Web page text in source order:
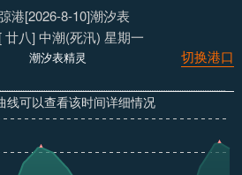
港[2026-8-10]潮汐表
廿八] 中潮(死汛) 星期一
切换港口
潮汐表精灵
线可以查看该时间详细情况